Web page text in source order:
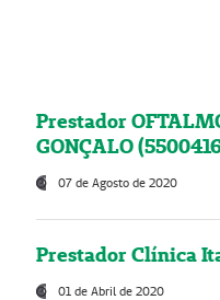
Prestador
GONÇALO
07 de Agosto de 2020
Prestador Clínica
01 de Abril de 2020